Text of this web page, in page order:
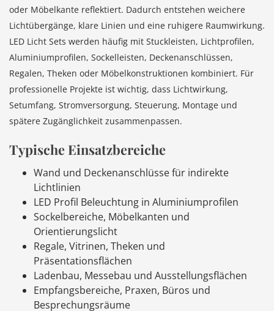
oder Möbelkante reflektiert. Dadurch entstehen weichere
Lichtübergänge, klare Linien und eine ruhigere Raumwirkung.
LED Licht Sets werden häufig mit Stuckleisten, Lichtprofilen,
Aluminiumprofilen, Sockelleisten, Deckenanschlüssen,
Regalen, Theken oder Möbelkonstruktionen kombiniert. Für
professionelle Projekte ist wichtig, dass Lichtwirkung,
Setumfang, Stromversorgung, Steuerung, Montage und
spätere Zugänglichkeit zusammenpassen.
Typische Einsatzbereiche
Wand und Deckenanschlüsse für indirekte
Lichtlinien
LED Profil Beleuchtung in Aluminiumprofilen
Sockelbereiche, Möbelkanten und
Orientierungslicht
Regale, Vitrinen, Theken und
Präsentationsflächen
Ladenbau, Messebau und Ausstellungsflächen
Empfangsbereiche, Praxen, Büros und
Besprechungsräume